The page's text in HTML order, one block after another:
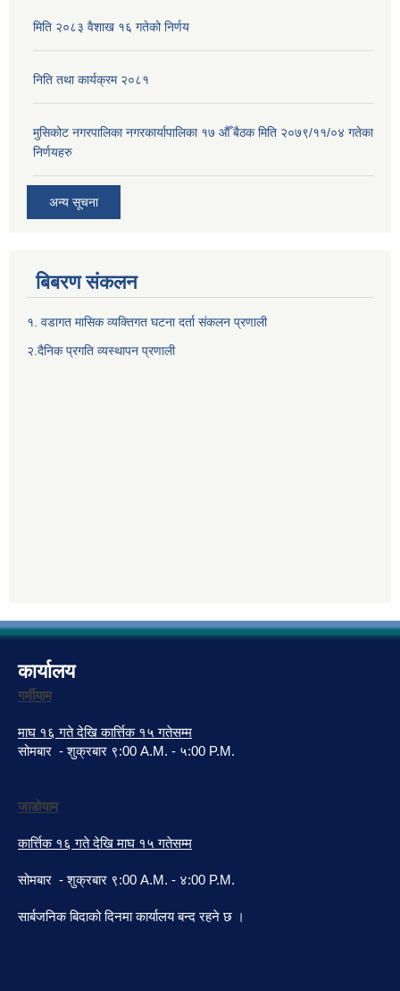
मिति २०८३ वैशाख १६ गतेको निर्णय
निति तथा कार्यक्रम २०८१
मुसिकोट नगरपालिका नगरकार्यापालिका १७ औँ बैठक मिति २०७९/११/०४ गतेका
निर्णयहरु
अन्य सूचना
बिबरण संकलन
१. वडागत मासिक व्यक्तिगत घटना दर्ता संकलन प्रणाली
२.दैनिक प्रगति व्यस्थापन प्रणाली
कार्यालय
गर्मीयाम
माघ १६ गते देखि कार्त्तिक १५ गतेसम्म
सोमबार - शुक्रबार ९:00 A.M. - ५:00 P.M.
जाडोयाम
कार्त्तिक १६ गते देखि माघ १५ गतेसम्म
सोमबार - शुक्रबार ९:00 A.M. - ४:00 P.M.
सार्बजनिक बिदाको दिनमा कार्यालय बन्द रहने छ ।